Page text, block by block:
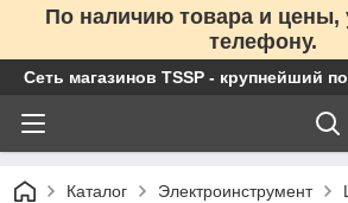
По наличию товара и цены,
телефону.
Сеть магазинов TSSP - крупнейший
Каталог Электроинструмент